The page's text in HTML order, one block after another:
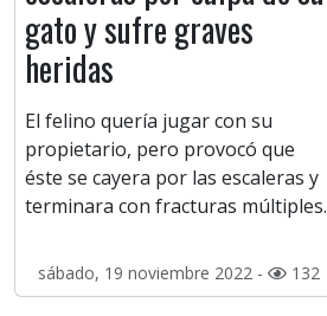
gato y sufre graves
heridas
El felino quería jugar con su
propietario, pero provocó que
éste se cayera por las escaleras y
terminara con fracturas múltiples.
sábado, 19 noviembre 2022 - 132